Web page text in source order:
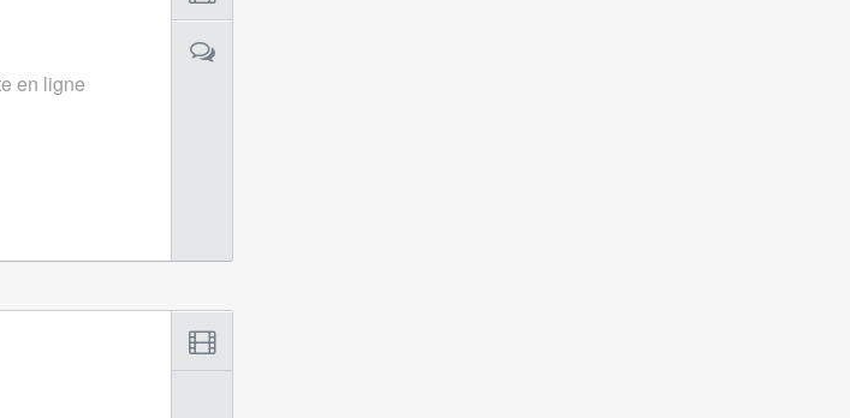
en ligne